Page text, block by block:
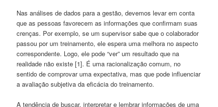
Nas análises de dados para a gestão, devemos levar em conta
que as pessoas favorecem as informações que confirmam suas
crenças. Por exemplo, se um supervisor sabe que o colaborador
passou por um treinamento, ele espera uma melhora no aspecto
correspondente. Logo, ele pode “ver” um resultado que na
realidade não existe [1]. É uma racionalização comum, no
sentido de comprovar uma expectativa, mas que pode influenciar
a avaliação subjetiva da eficácia do treinamento.
A tendência de buscar, interpretar e lembrar informações de uma